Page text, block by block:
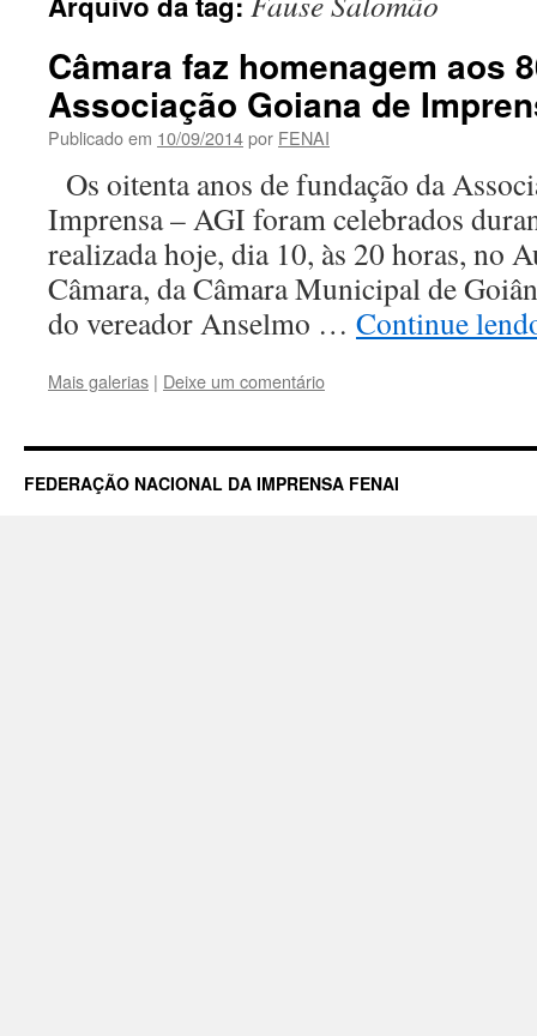
Câmara faz homenagem aos
Associação Goiana de
Publicado em 10/09/2014por FENAI
Os oitenta anos de fundação da
Imprensa – AGI foram celebrados
realizada hoje, dia 10, às 20 horas, no
Câmara, da Câmara Municipal de
do vereador Anselmo … Continue
Mais galerias | Deixe um comentário
FEDERAÇÃO NACIONAL DA IMPRENSA FENAI